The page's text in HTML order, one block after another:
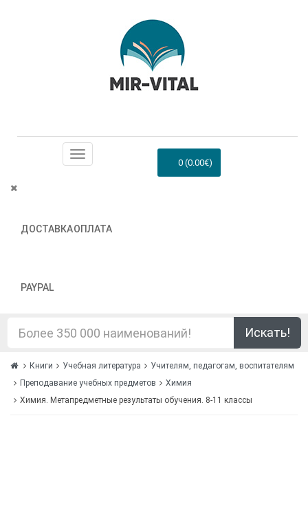
ДОСТАВКАОПЛАТА
PAYPAL
0 (0.00€)
Искать!
Книги Учебная литература
Учителям, педагогам, воспитателям
Преподавание учебных предметов
Химия
Химия. Метапредметные результаты обучения. 8-11 классы